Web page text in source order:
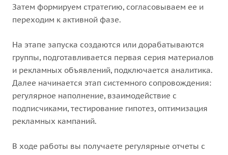
Затем формируем стратегию, согласовываем ее и
переходим к активной фазе.
На этапе запуска создаются или дорабатываются
группы, подготавливается первая серия материалов
и рекламных объявлений, подключается аналитика.
Далее начинается этап системного сопровождения:
регулярное наполнение, взаимодействие с
подписчиками, тестирование гипотез, оптимизация
рекламных кампаний.
В ходе работы вы получаете регулярные отчеты с